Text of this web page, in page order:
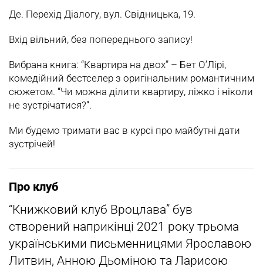
Де. Перехід Діалогу, вул. Свідницька, 19.
Вхід вільний, без попереднього запису!
Вибрана книга: “Квартира на двох” – Бет О’Лірі,
комедійний бестселер з оригінальним романтичним
сюжетом. “Чи можна ділити квартиру, ліжко і ніколи
не зустрічатися?”.
Ми будемо тримати вас в курсі про майбутні дати
зустрічей!
Про клуб
“Книжковий клуб Вроцлава” був
створений наприкінці 2021 року трьома
українськими письменницями Ярославою
Литвин, Анною Дьоміною та Ларисою